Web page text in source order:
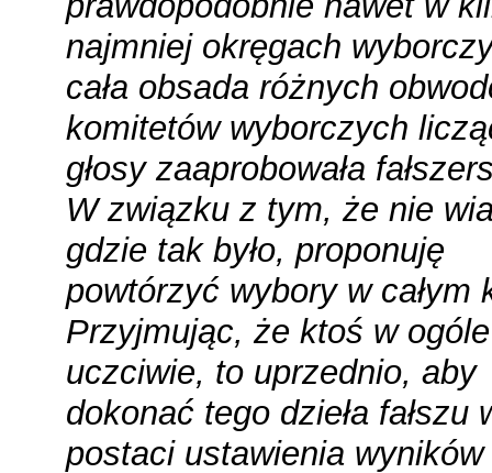
najmniej okręgach
cała obsada różnych
komitetów wyborczych
głosy zaaprobowała
W związku z tym, że nie
gdzie tak było, proponuję
powtórzyć wybory w całym
Przyjmując, że ktoś w ogóle
uczciwie, to uprzednio, aby
dokonać tego dzieła fałszu
postaci ustawienia wyników